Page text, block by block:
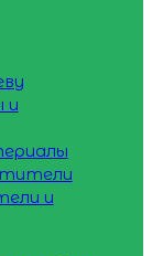
и
и